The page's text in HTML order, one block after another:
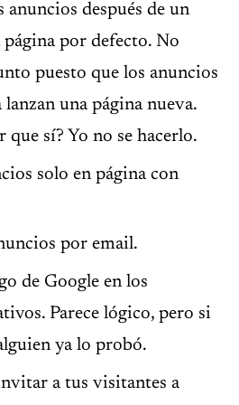
anuncios después de un
página por defecto. No
puesto que los anuncios
lanzan una página nueva.
que sí? Yo no se hacerlo.
solo en página con
por email.
de Google en los
Parece lógico, pero si
ya lo probó.
a tus visitantes a